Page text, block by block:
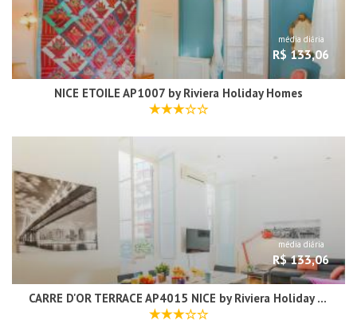
média diária
R$ 133,06
NICE ETOILE AP1007 by Riviera Holiday Homes
média diária
R$ 133,06
CARRE D'OR TERRACE AP4015 NICE by Riviera Holiday Homes